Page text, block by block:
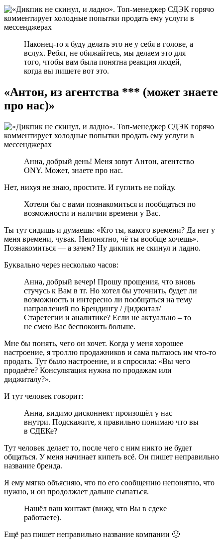
Наконец-то я буду делать это не у себя в голове, а
вслух. Ребят, не обижайтесь, мы делаем это для
того, чтобы вам была понятна реакция людей,
когда вы пишете вот это.
«Антон, из агентства *** (может знаете
про нас)»
Анна, добрый день! Меня зовут Антон, агентство
ONY. Может, знаете про нас.
Нет, нихуя не знаю, простите. И гуглить не пойду.
Хотели бы с вами познакомиться и пообщаться по
возможности и наличии времени у Вас.
Ты тут сидишь и думаешь: «Кто ты, какого времени? Да нет у
меня времени, чувак. Непонятно, чё ты вообще хочешь».
Познакомиться — а зачем? Ну дикпик не скинул и ладно.
Буквально через несколько часов:
Анна, добрый вечер! Прошу прощения, что вновь
стучусь к Вам в тг. Но хотел бы уточнить, будет ли
возможность и интересно ли пообщаться на тему
направлений по Брендингу / Диджитал/
Старетегии и аналитике? Если не актуально – то
не смею Вас беспокоить больше.
Мне бы понять, чего он хочет. Когда у меня хорошее
настроение, я троллю продажников и сама пытаюсь им что-то
продать. Тут было настроение, и я спросила: «Вы чего
продаёте? Консультация нужна по продажам или
диджиталу?».
И тут человек говорит:
Анна, видимо дисконнект произошёл у нас
внутри. Подскажите, я правильно понимаю что вы
в СДЕКе?
Тут человек делает то, после чего с ним никто не будет
общаться. У меня начинает кипеть всё. Он пишет неправильно
название бренда.
Я ему мягко объясняю, что по его сообщению непонятно, что
нужно, и он продолжает дальше сыпаться.
Нашёл ваш контакт (вижу, что Вы в сдеке
работаете).
Ещё раз пишет неправильно название компании 🙂